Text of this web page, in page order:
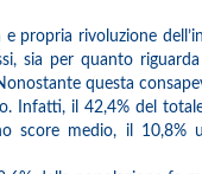
propria rivoluzione
sia per quanto
questa
Infatti, il 42,4% del
score medio, il 10,8%